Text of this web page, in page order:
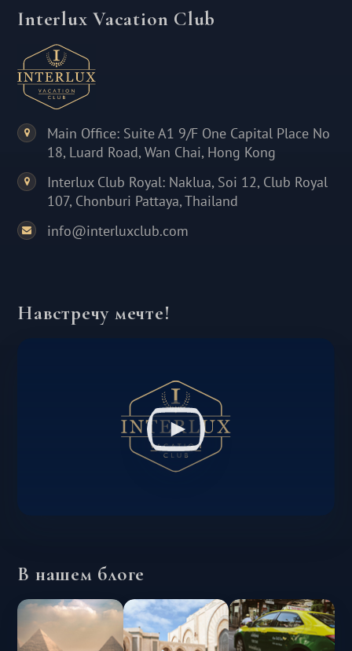
Interlux Vacation Club
Main Office: Suite A1 9/F One Capital Place No
18, Luard Road, Wan Chai, Hong Kong
Interlux Club Royal: Naklua, Soi 12, Club Royal
107, Chonburi Pattaya, Thailand
info@interluxclub.com
Навстречу мечте!
В нашем блоге